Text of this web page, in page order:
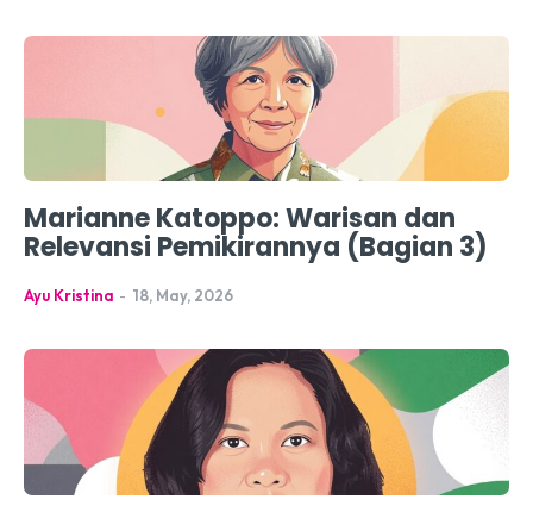
Marianne Katoppo: Warisan dan
Relevansi Pemikirannya (Bagian 3)
Ayu Kristina - 18, May, 2026